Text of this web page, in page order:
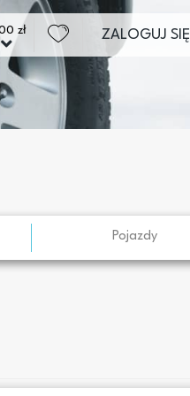
zł ZALOGUJ SIĘ
Pojazdy